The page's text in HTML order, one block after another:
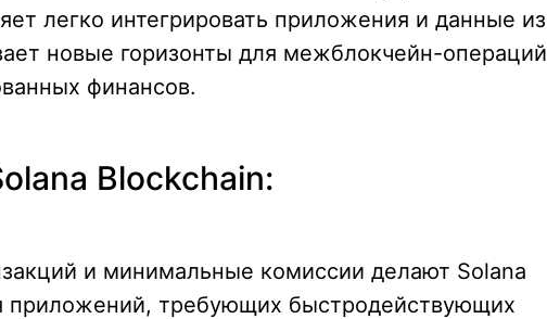
легко интегрировать приложения и данные из
новые горизонты для межблокчейн-операций
финансов.
Blockchain:
и минимальные комиссии делают Solana
приложений, требующих быстродействующих